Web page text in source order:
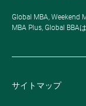
Global MBA, Weekend
MBA Plus, Global BBA
サイトマップ